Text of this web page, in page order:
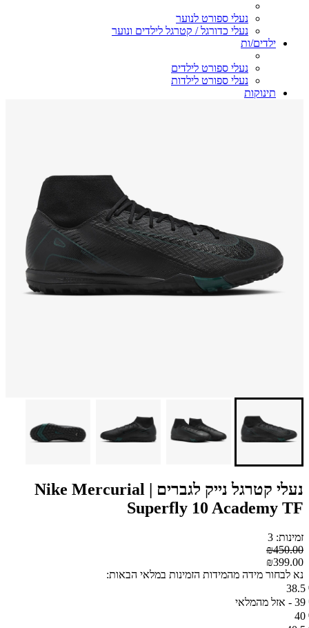
נעלי ספורט לנוער
נעלי כדורגל / קטרגל לילדים ונוער
ילדים/ות
נעלי ספורט לילדים
נעלי ספורט לילדות
תינוקות
נעלי קטרגל נייק לגברים | Nike Mercurial
Superfly 10 Academy TF
זמינות: 3
₪450.00
₪399.00
נא לבחור מידה מהמידות הזמינות במלאי הבאות:
38.5
39 - אזל מהמלאי
40